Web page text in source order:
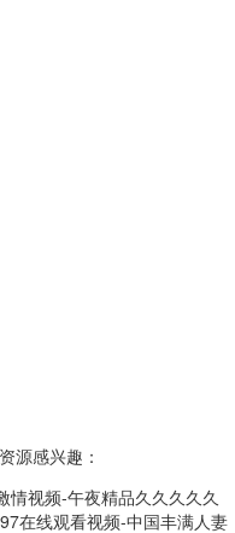
源感兴趣：
视频-午夜精品久久久久久
在线观看视频-中国丰满人妻